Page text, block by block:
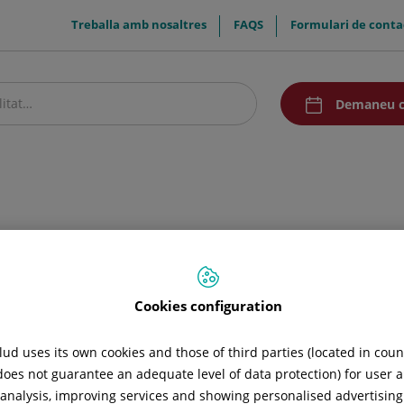
menuTop
Treballa amb nosaltres FAQS Formulari de
menuAcceso
Demaneu
Cookies configuration
uses its own cookies and those of third parties (located in
not guarantee an adequate level of data protection) for user
improving services and showing personalised